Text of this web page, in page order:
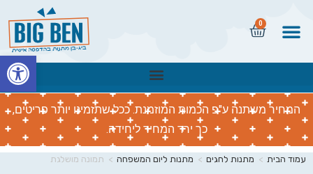
0
המחיר משתנה ע"פ הכמות המוזמנת. ככל שתזמינו יותר פריטים,
כך ירד המחיר ליחידה.
עמוד הבית > מתנות לחגים > מתנות ליום המשפחה > תמונה מושלגת